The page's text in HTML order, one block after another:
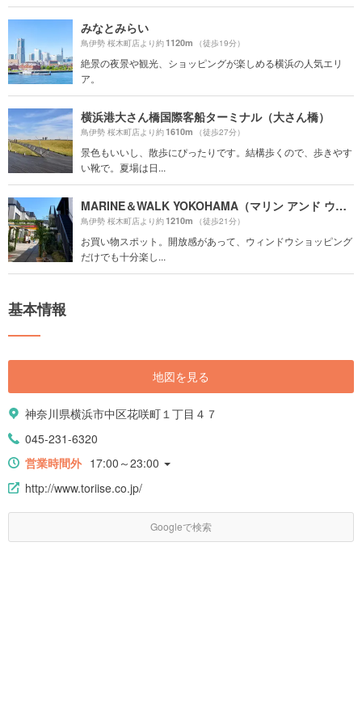
みなとみらい
鳥伊勢 桜木町店より約1120m （徒歩19分）
絶景の夜景や観光、ショッピングが楽しめる横浜の人気エリ
ア。
横浜港大さん橋国際客船ターミナル（大さん橋）
鳥伊勢 桜木町店より約1610m （徒歩27分）
景色もいいし、散歩にぴったりです。結構歩くので、歩きやす
い靴で。夏場は日...
MARINE＆WALK YOKOHAMA（マリン アンド ウォーク ヨコハマ）
鳥伊勢 桜木町店より約1210m （徒歩21分）
お買い物スポット。開放感があって、ウィンドウショッピング
だけでも十分楽し...
基本情報
地図を見る
神奈川県横浜市中区花咲町１丁目４７
045-231-6320
営業時間外 17:00～23:00
http://www.toriise.co.jp/
Googleで検索